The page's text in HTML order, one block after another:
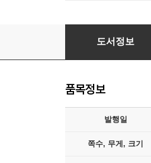
집에 도착하면 문자해
도서정보
품목정보
발행일
쪽수, 무게, 크기